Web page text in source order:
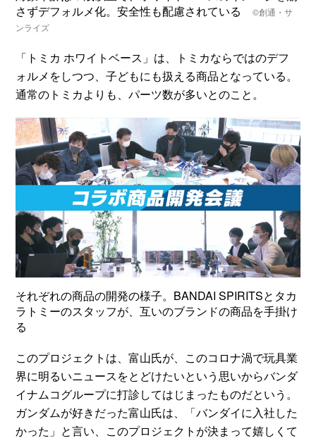
さずデフォルメ化。安全性も配慮されている©創通・サ
ンライズ
「トミカ ホワイトベース」は、トミカならではのデフ
ォルメをしつつ、子どもにも扱える商品となっている。
通常のトミカよりも、パーツ数が多いとのこと。
それぞれの商品の開発の様子。BANDAI SPIRITSとタカ
ラトミーのスタッフが、互いのブランドの商品を手掛け
る
このプロジェクトは、富山氏が、このコロナ渦で玩具業
界に明るいニュースをとどけたいという思いからバンダ
イナムコグループに打診してはじまったものだという。
ガンダムが好きだった富山氏は、「バンダイに入社した
かった」と言い、このプロジェクトが決まって嬉しくて